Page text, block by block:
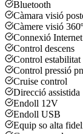
Bluetooth
Càmara visió
Càmere visió 360º
Connexió Internet
Control descens
Control estabilitat
Control pressió
Cruise control
Direcció assistida
Endoll 12V
Endoll USB
Equip so alta